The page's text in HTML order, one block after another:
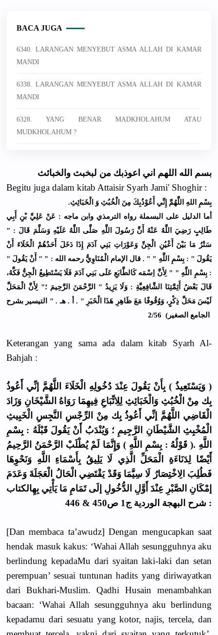
BACA JUGA
6340. LARANGAN MENYEBUT ASMA ALLAH DI KAMAR
MANDI
6338. LARANGAN MENYEBUT ASMA ALLAH DI KAMAR
MANDI
6328. YANG BENAR MADKHOLAHUM ATAU
MUDKHOLAHUM ?
بسم الله اللهم اني اعوذبك من لبخبث والخبائث
Begitu juga dalam kitab Attaisir Syarh Jami' Shoghir :
ﺑِﺴْﻢِ ﺍﻟﻠﻪِ ﺍﻟﻠَّﻬُﻢَّ ﺇِﻧِّﻲ ﺃَﻋُﻮْﺫُﺑِﻚَ ﻣِﻦَ ﺍﻟْﺨُﺒُﺚِ ﻭَ ﺍﻟْﺨَﺒَﺎﺋِﺚِ.
ﺃﻣﺎ ﺍﻟﺪﻟﻴﻞ ﻋﻠﻰ ﺍﻟﺒﺴﻤﻠﺔ ﺭﻭﺍﻩ ﺍﻟﺘﺮﻣﺬﻱ ﻭﺍﺑﻦ ﻣﺎﺟﻪ : ﻋَﻦْ ﻋَﻠِﻲِّ ﺑْﻦِ ﺃَﺑِﻲ
ﻃَﺎﻟِﺐٍ ﺭَﺿِﻲَ ﺍﻟﻠَّﻪُ ﻋَﻨْﻪُ ﺃَﻥَّ ﺭَﺳُﻮﻝَ ﺍﻟﻠَّﻪِ ﺻَﻠَّﻰ ﺍﻟﻠَّﻪُ ﻋَﻠَﻴْﻪِ ﻭَﺳَﻠَّﻢَ ﻗَﺎﻝَ : "
ﺳَﺘْﺮُ ﻣَﺎ ﺑَﻴْﻦَ ﺃَﻋْﻴُﻦِ ﺍﻟْﺠِﻦِّ ﻭَﻋَﻮْﺭَﺍﺕِ ﺑَﻨِﻲ ﺁﺩَﻡَ ﺇِﺫَﺍ ﺩَﺧَﻞَ ﺃَﺣَﺪُﻫُﻢْ ﺍﻟْﺨَﻠَﺎﺀَ ﺃَﻥْ
ﻳَﻘُﻮﻝَ " : ﺑِﺴْﻢِ ﺍﻟﻠَّﻪِ " " . ﻗﺎﻝ ﺍﻹﻣﺎﻡ ﺍﻟْﻤُﻨَﺎﻭِﻱُّ ﺭﺣﻤﻪ ﺍﻟﻠﻪ : " " ﺃَﻥْ ﻳَﻘُﻮﻝَ "
: ﺑِﺴْﻢِ ﺍﻟﻠَّﻪِ " " ﻟِﺄَﻥَّ ﺍِﺳْﻤَﻪ ﻛَﺎﻟﻄَّﺎﺑَﻊِ ﻋَﻠَﻰ ﺑَﻨِﻲ ﺁﺩَﻡَ ﻓَﻠَﺎ ﻳَﺴْﺘَﻄِﻴﻊُ ﺍﻟْﺠِﻦُّ ﻓَﻜَّﻪُ،
ﻗَﺎﻝَ ﺑَﻌْﺾُ ﺃَﺋِﻤَّﺘِﻨَﺎ ﺍﻟﺸَّﺎﻓِﻌِﻴَّﺔِ : ﻭَﻟَﺎ ﻳَﺰِﻳﺪُ " ﺍﻟﺮَّﺣْﻤَﻦَ ﺍﻟﺮَّﺣِﻴﻢَ ؛" ﻟِﺄَﻥَّ ﺍﻟْﻤَﺤَﻞَّ
ﻟَﻴْﺲَ ﻣَﺤَﻞَّ ﺫِﻛْﺮٍ، ﻭَﻭُﻗُﻮﻓًﺎ ﻣَﻊَ ﻇَﺎﻫِﺮِ ﻫَﺬَﺍ ﺍﻟْﺨَﺒَﺮِ " . ﺃ . ﻫـ . " ﺍﻟﺘﻴﺴﻴﺮ ﺑﺸﺮﺡ
ﺍﻟﺠﺎﻣﻊ ﺍﻟﺼﻐﻴﺮ) 2/56
Keterangan yang sama ada dalam kitab Syarh Al-
Bahjah :
( وَيَسْتَعِيذُ ) بِأَنْ يَقُولَ عِنْدَ دُخُولِهِ الْخَلَاءَ اللَّهُمَّ إنِّي أَعُوذُ
بِك مِنْ الْخُبُثِ وَالْخَبَائِثِ لِلِاتِّبَاعِ فِيهِمَا رَوَاهُ الشَّيْخَانِ وَزَادَ
الْقَاضِي اللَّهُمَّ إنِّي أَعُوذُ بِك مِنْ الرِّجْسِ النَّجِسِ الْخَبِيثِ
الْمُخْبِثِ الشَّيْطَانِ الرَّجِيمِ ؛ وَيُنْدَبُ أَنْ يَقُولَ قَبْلَهُ : بِسْمِ
اللَّهِ .( قَوْلُهُ : بِسْمِ اللَّهِ ) وَإِنَّمَا لَمْ يُطْلَبْ الرَّحْمَنُ الرَّحِيمُ
أَيْضًا لِدَنَاءَةِ الْمَحَلِّ الَّذِي لَا يَلِيقُ بِأَسْمَاءِ اللَّهِ وَنَحْوِهَا
فَطُلِبَ الِاخْتِصَارُ لَا سِيَّمَا وَقَدْ يَقْتَضِي الْحَالُ الْعَجَلَةَ وَعَدَمَ
إمْكَانِ الصَّبْرِ عِنْدَ أَوَّلِ الدُّخُولِ إلَى تَمَامِ مَا يَأْتِي بِهِالكتاب
: شرح البهجة الوردية ج1 ص450 & 446
[Dan membaca ta’awudz] Dengan mengucapkan saat
hendak masuk kakus: ‘Wahai Allah sesungguhnya aku
berlindung kepadaMu dari syaitan laki-laki dan setan
perempuan’ sesuai tuntunan hadits yang diriwayatkan
dari Bukhari-Muslim. Qadhi Husain menambahkan
bacaan: ‘Wahai Allah sesungguhnya aku berlindung
kepadamu dari sesuatu yang kotor, najis, tercela, dan